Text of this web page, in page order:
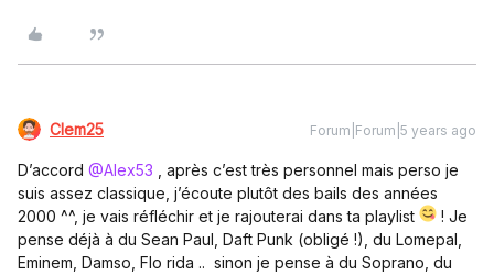
Clem25 Forum|Forum|5 years ago
D’accord @Alex53 , après c’est très personnel mais perso je
suis assez classique, j’écoute plutôt des bails des années
2000 ^^, je vais réfléchir et je rajouterai dans ta playlist
! Je
pense déjà à du Sean Paul, Daft Punk (obligé !), du Lomepal,
Eminem, Damso, Flo rida .. sinon je pense à du Soprano, du